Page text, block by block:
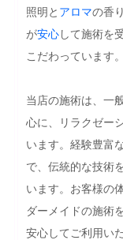
照明と アロマの香
が安心して施術を
こだわっています。
当店の施術は、一
心に、リラクゼー
います。経験豊富
で、伝統的な技術
います。お客様の
ダーメイドの施術
安心してご利用い